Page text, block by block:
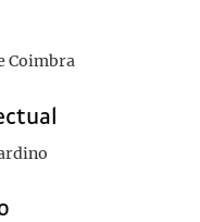
Coimbra